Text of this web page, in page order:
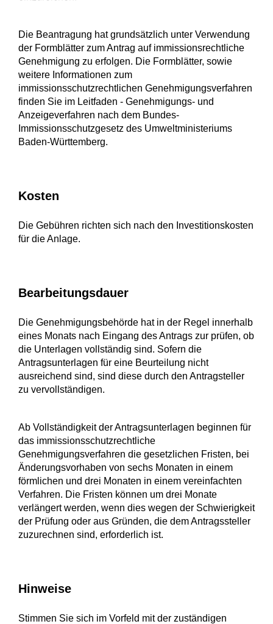
Die Beantragung hat grundsätzlich unter Verwendung
der Formblätter zum Antrag auf immissionsrechtliche
Genehmigung zu erfolgen. Die Formblätter, sowie
weitere Informationen zum
immissionsschutzrechtlichen Genehmigungsverfahren
finden Sie im Leitfaden - Genehmigungs- und
Anzeigeverfahren nach dem Bundes-
Immissionsschutzgesetz des Umweltministeriums
Baden-Württemberg.
Kosten
Die Gebühren richten sich nach den Investitionskosten
für die Anlage.
Bearbeitungsdauer
Die Genehmigungsbehörde hat in der Regel innerhalb
eines Monats nach Eingang des Antrags zur prüfen, ob
die Unterlagen vollständig sind. Sofern die
Antragsunterlagen für eine Beurteilung nicht
ausreichend sind, sind diese durch den Antragsteller
zu vervollständigen.
Ab Vollständigkeit der Antragsunterlagen beginnen für
das immissionsschutzrechtliche
Genehmigungsverfahren die gesetzlichen Fristen, bei
Änderungsvorhaben von sechs Monaten in einem
förmlichen und drei Monaten in einem vereinfachten
Verfahren. Die Fristen können um drei Monate
verlängert werden, wenn dies wegen der Schwierigkeit
der Prüfung oder aus Gründen, die dem Antragssteller
zuzurechnen sind, erforderlich ist.
Hinweise
Stimmen Sie sich im Vorfeld mit der zuständigen